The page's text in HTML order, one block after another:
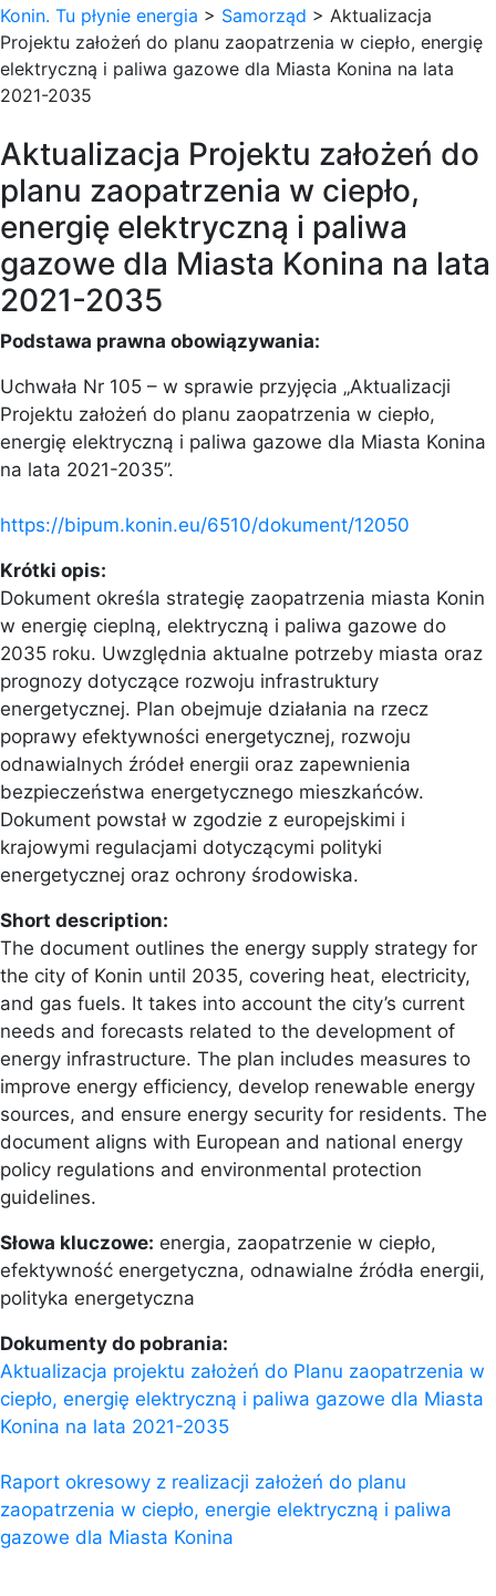
Konin. Tu płynie energia > Samorząd > Aktualizacja
Projektu założeń do planu zaopatrzenia w ciepło, energię
elektryczną i paliwa gazowe dla Miasta Konina na lata
2021-2035
Aktualizacja Projektu założeń do
planu zaopatrzenia w ciepło,
energię elektryczną i paliwa
gazowe dla Miasta Konina na lata
2021-2035
Podstawa prawna obowiązywania:
Uchwała Nr 105 – w sprawie przyjęcia „Aktualizacji
Projektu założeń do planu zaopatrzenia w ciepło,
energię elektryczną i paliwa gazowe dla Miasta Konina
na lata 2021-2035”.
https://bipum.konin.eu/6510/dokument/12050
Krótki opis:
Dokument określa strategię zaopatrzenia miasta Konin
w energię cieplną, elektryczną i paliwa gazowe do
2035 roku. Uwzględnia aktualne potrzeby miasta oraz
prognozy dotyczące rozwoju infrastruktury
energetycznej. Plan obejmuje działania na rzecz
poprawy efektywności energetycznej, rozwoju
odnawialnych źródeł energii oraz zapewnienia
bezpieczeństwa energetycznego mieszkańców.
Dokument powstał w zgodzie z europejskimi i
krajowymi regulacjami dotyczącymi polityki
energetycznej oraz ochrony środowiska.
Short description:
The document outlines the energy supply strategy for
the city of Konin until 2035, covering heat, electricity,
and gas fuels. It takes into account the city’s current
needs and forecasts related to the development of
energy infrastructure. The plan includes measures to
improve energy efficiency, develop renewable energy
sources, and ensure energy security for residents. The
document aligns with European and national energy
policy regulations and environmental protection
guidelines.
Słowa kluczowe: energia, zaopatrzenie w ciepło,
efektywność energetyczna, odnawialne źródła energii,
polityka energetyczna
Dokumenty do pobrania:
Aktualizacja projektu założeń do Planu zaopatrzenia w
ciepło, energię elektryczną i paliwa gazowe dla Miasta
Konina na lata 2021-2035
Raport okresowy z realizacji założeń do planu
zaopatrzenia w ciepło, energie elektryczną i paliwa
gazowe dla Miasta Konina